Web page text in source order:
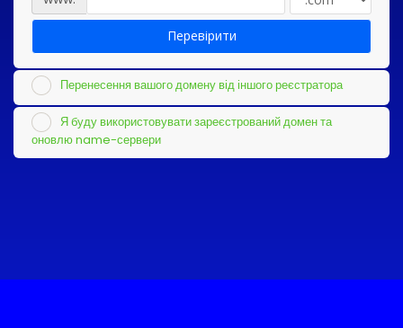
Перевірити
Перенесення вашого домену від іншого реєстратора
Я буду використовувати зареєстрований домен та
оновлю name-сервери